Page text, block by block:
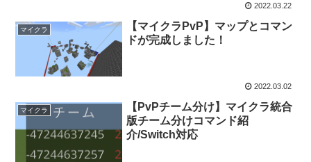
2022.03.22
マイクラ
【マイクラPvP】マップとコマン
ドが完成しました！
2022.03.02
マイクラ
【PvPチーム分け】マイクラ統合
版チーム分けコマンド紹
介/Switch対応